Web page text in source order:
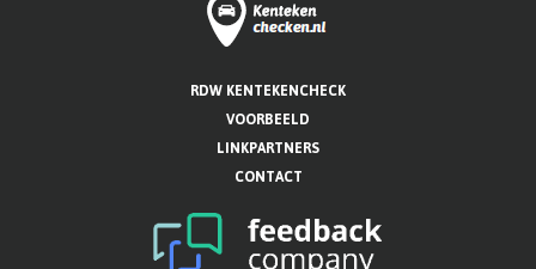
RDW KENTEKENCHECK
VOORBEELD
LINKPARTNERS
CONTACT